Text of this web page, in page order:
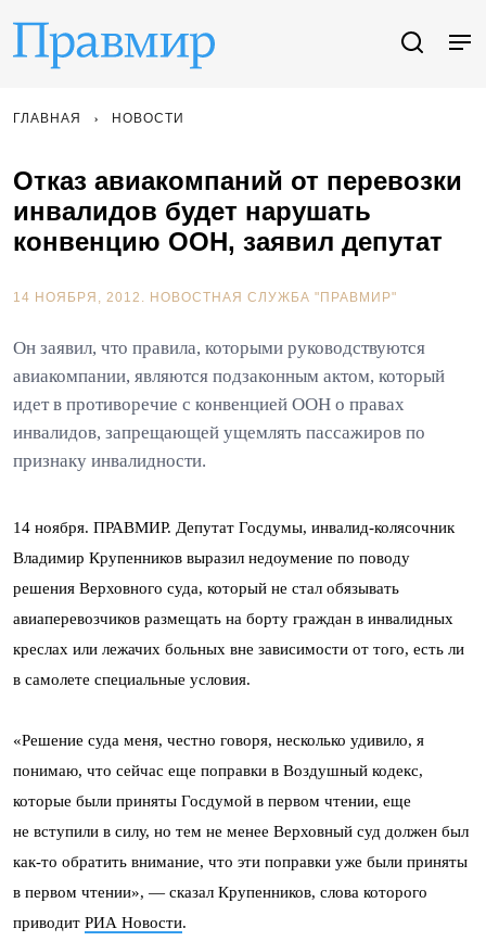
ГЛАВНАЯ НОВОСТИ
Отказ авиакомпаний от перевозки
инвалидов будет нарушать
конвенцию ООН, заявил депутат
14 НОЯБРЯ, 2012. НОВОСТНАЯ СЛУЖБА "ПРАВМИР"
Он заявил, что правила, которыми руководствуются
авиакомпании, являются подзаконным актом, который
идет в противоречие с конвенцией ООН о правах
инвалидов, запрещающей ущемлять пассажиров по
признаку инвалидности.
14 ноября. ПРАВМИР. Депутат Госдумы, инвалид-колясочник
Владимир Крупенников выразил недоумение по поводу
решения Верховного суда, который не стал обязывать
авиаперевозчиков размещать на борту граждан в инвалидных
креслах или лежачих больных вне зависимости от того, есть ли
в самолете специальные условия.
«Решение суда меня, честно говоря, несколько удивило, я
понимаю, что сейчас еще поправки в Воздушный кодекс,
которые были приняты Госдумой в первом чтении, еще
не вступили в силу, но тем не менее Верховный суд должен был
как-то обратить внимание, что эти поправки уже были приняты
в первом чтении», — сказал Крупенников, слова которого
приводит РИА Новости.